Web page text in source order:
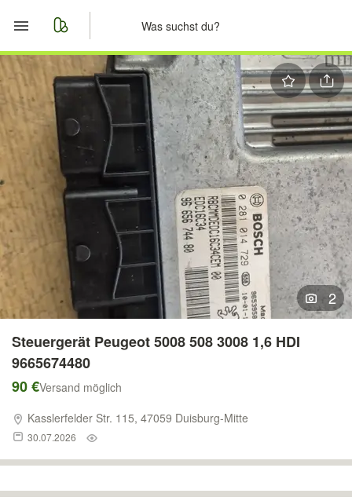
Start
Merkliste
Nachrichten
Anzeige aufgeben
2
Steuergerät Peugeot 5008 508 3008 1,6 HDI
9665674480
90 €Versand möglich
Kasslerfelder Str. 115, 47059 Duisburg-Mitte
30.07.2026